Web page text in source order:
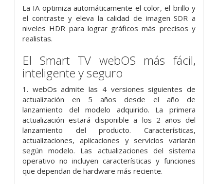
La IA optimiza automáticamente el color, el brillo y
el contraste y eleva la calidad de imagen SDR a
niveles HDR para lograr gráficos más precisos y
realistas.
El Smart TV webOS más fácil,
inteligente y seguro
1. webOs admite las 4 versiones siguientes de
actualización en 5 años desde el año de
lanzamiento del modelo adquirido. La primera
actualización estará disponible a los 2 años del
lanzamiento del producto. Características,
actualizaciones, aplicaciones y servicios variarán
según modelo. Las actualizaciones del sistema
operativo no incluyen características y funciones
que dependan de hardware más reciente.